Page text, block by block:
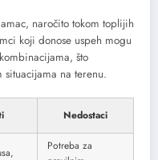
naročito tokom toplijih
koji donose uspeh mogu
što
na terenu.
Nedostaci
Potreba za